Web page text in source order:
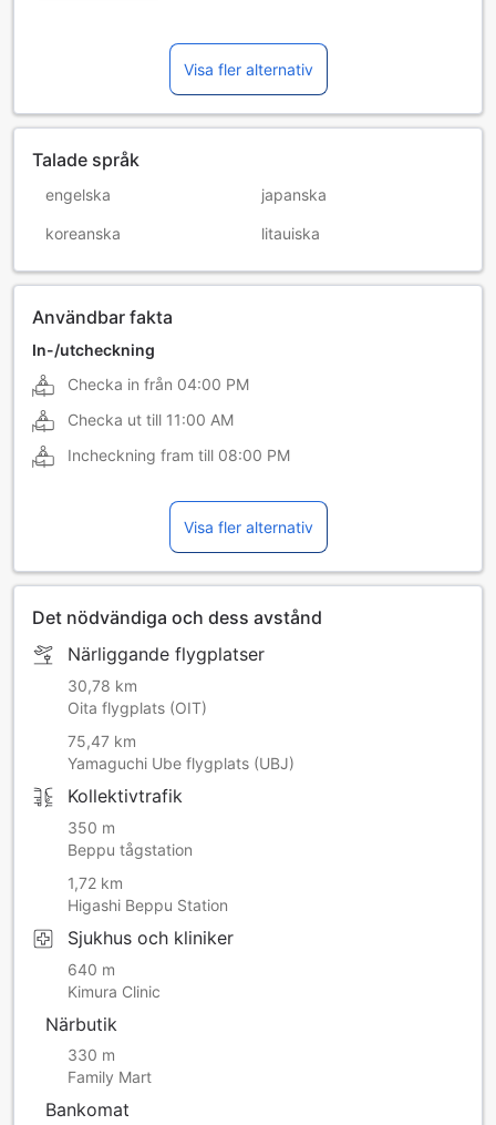
Visa fler alternativ
Talade språk
engelska japanska
koreanska litauiska
Användbar fakta
In-/utcheckning
Checka in från 04:00 PM
Checka ut till 11:00 AM
Incheckning fram till 08:00 PM
Visa fler alternativ
Det nödvändiga och dess avstånd
Närliggande flygplatser
30,78 km
Oita flygplats (OIT)
75,47 km
Yamaguchi Ube flygplats (UBJ)
Kollektivtrafik
350 m
Beppu tågstation
1,72 km
Higashi Beppu Station
Sjukhus och kliniker
640 m
Kimura Clinic
Närbutik
330 m
Family Mart
Bankomat